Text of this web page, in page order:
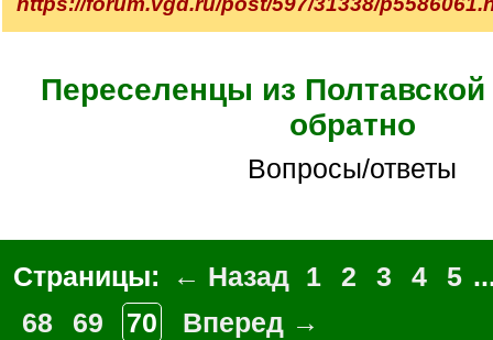
Переселенцы из Полтавской
обратно
Вопросы/ответы
Страницы: ← Назад 1 2 3 4 5
68
69 70 Вперед →